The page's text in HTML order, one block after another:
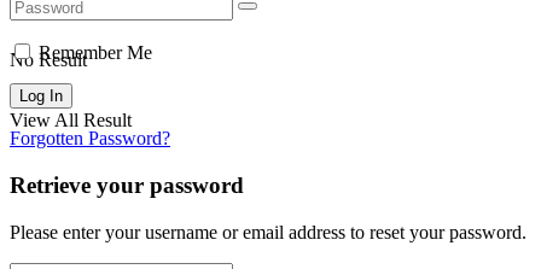
No Result
View All Result
Remember Me
Forgotten Password?
Retrieve your password
Please enter your username or email address to reset your password.